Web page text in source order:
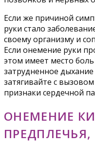
Если же причиной
руки стало
своему организму и
Если онемение руки
этом имеет место
затрудненное
затягивайте с
признаки сердечной
ОНЕМЕНИЕ